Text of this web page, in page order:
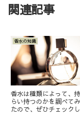
関連記事
香水の知識
香水は種類によって、
らい持つのかを調べて
たので、ぜひチェック